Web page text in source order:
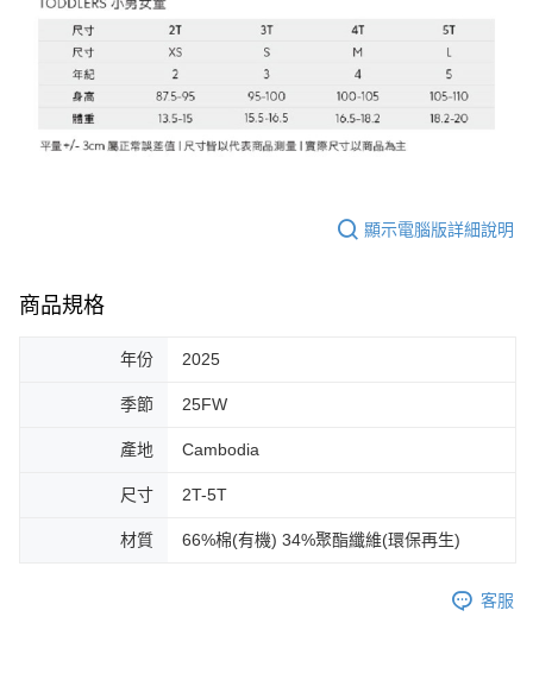
顯示電腦版詳細說明
商品規格
年份 2025
季節 25FW
產地 Cambodia
尺寸 2T-5T
材質 66%棉(有機) 34%聚酯纖維(環保再生)
客服